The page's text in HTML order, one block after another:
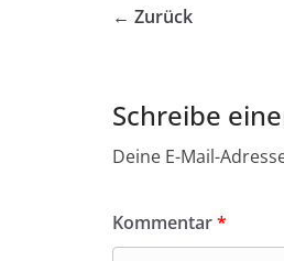
← Zurück
Schreibe
Deine E-Mail-
Kommentar*